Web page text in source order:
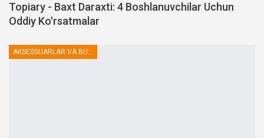
Topiary - Baxt Daraxti: 4 Boshlanuvchilar Uchun
Oddiy Ko'rsatmalar
AKSESSUARLAR VA BUTLOVCHILAR